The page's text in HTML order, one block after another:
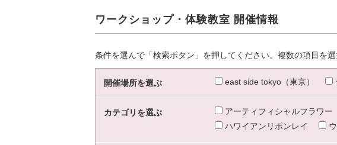
ワークショップ・体験教室 開催情報
条件を選んで「検索ボタン」を押してください。複数の項目を選
開催場所を選ぶ east side tokyo（東京）
カテゴリを選ぶ アーティフィシャルフラワー
ハワイアンリボンレイ